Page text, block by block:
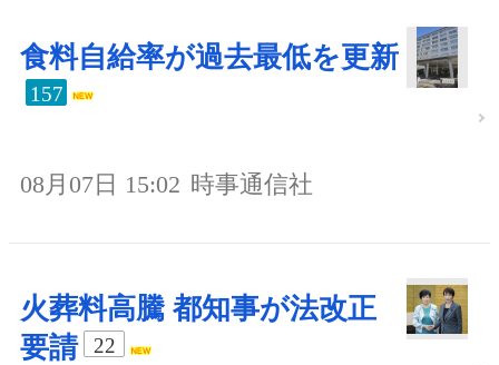
食料自給率が過去最低を更新
157
08月07日 15:02 時事通信社
火葬料高騰 都知事が法改正
要請
22